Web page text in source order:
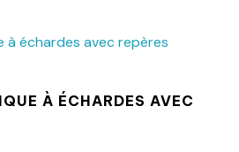
À ÉCHARDES AVEC